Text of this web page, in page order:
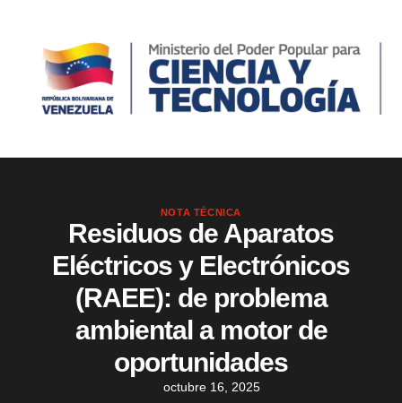
NOTA TÉCNICA
Residuos de Aparatos
Eléctricos y Electrónicos
(RAEE): de problema
ambiental a motor de
oportunidades
octubre 16, 2025